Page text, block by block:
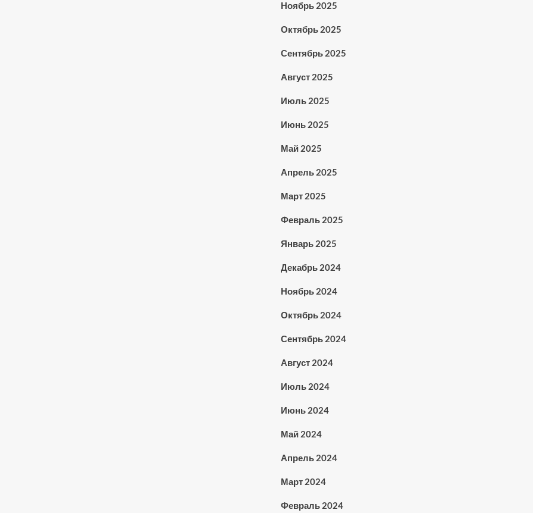
Ноябрь 2025
Октябрь 2025
Сентябрь 2025
Август 2025
Июль 2025
Июнь 2025
Май 2025
Апрель 2025
Март 2025
Февраль 2025
Январь 2025
Декабрь 2024
Ноябрь 2024
Октябрь 2024
Сентябрь 2024
Август 2024
Июль 2024
Июнь 2024
Май 2024
Апрель 2024
Март 2024
Февраль 2024